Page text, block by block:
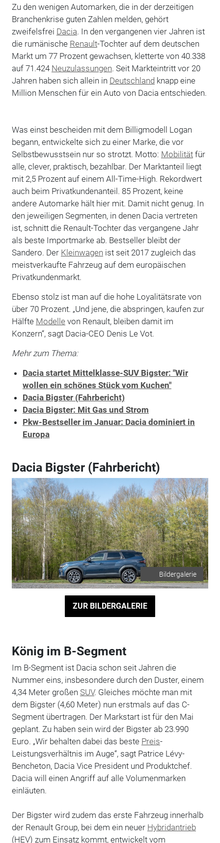
Zu den wenigen Automarken, die in der derzeitigen
Branchenkrise guten Zahlen melden, gehört
zweifelsfrei Dacia. In den vergangenen vier Jahren ist
die rumänische Renault-Tochter auf dem deutschen
Markt um 77 Prozent gewachsen, kletterte von 40.338
auf 71.424 Neuzulassungen. Seit Markteintritt vor 20
Jahren haben sich allein in Deutschland knapp eine
Million Menschen für ein Auto von Dacia entschieden.
Was einst bescheiden mit dem Billigmodell Logan
begann, entwickelte sich zu einer Marke, die vor
Selbstbewusstsein nur so strotzt. Motto: Mobilitätfür
alle, clever, praktisch, bezahlbar. Der Marktanteil liegt
mit 2,5 Prozent auf einem All-Time-High. Rekordwert
auch beim Privatkundenanteil. 85 Prozent, keine
andere Automarke hält hier mit. Damit nicht genug. In
den jeweiligen Segmenten, in denen Dacia vertreten
ist, schnitt die Renault-Tochter das vergangene Jahr
als beste Importmarke ab. Bestseller bleibt der
Sandero. Der Kleinwagen ist seit 2017 zugleich das
meistverkaufte Fahrzeug auf dem europäischen
Privatkundenmarkt.
Ebenso stolz ist man auf die hohe Loyalitätsrate von
über 70 Prozent. „Und jene, die abspringen, kaufen zur
Hälfte Modelle von Renault, bleiben damit im
Konzern“, sagt Dacia-CEO Denis Le Vot.
Mehr zum Thema:
Dacia startet Mittelklasse-SUV Bigster: "Wir
wollen ein schönes Stück vom Kuchen"
Dacia Bigster (Fahrbericht)
Dacia Bigster: Mit Gas und Strom
Pkw-Bestseller im Januar: Dacia dominiert in
Europa
Dacia Bigster (Fahrbericht)
Bildergalerie
ZUR BILDERGALERIE
König im B-Segment
Im B-Segment ist Dacia schon seit Jahren die
Nummer eins, insbesondere durch den Duster, einem
4,34 Meter großen SUV. Gleiches möchte man mit
dem Bigster (4,60 Meter) nun erstmals auf das C-
Segment übertragen. Der Markstart ist für den Mai
geplant. Zu haben sein wird der Bigster ab 23.990
Euro. „Wir behalten dabei das beste Preis-
Leistungsverhältnis im Auge“, sagt Patrice Lévy-
Bencheton, Dacia Vice President und Produktchef.
Dacia will einen Angriff auf alle Volumenmarken
einläuten.
Der Bigster wird zudem das erste Fahrzeug innerhalb
der Renault Group, bei dem ein neuer Hybridantrieb
(HEV) zum Einsatz kommt, entwickelt vom